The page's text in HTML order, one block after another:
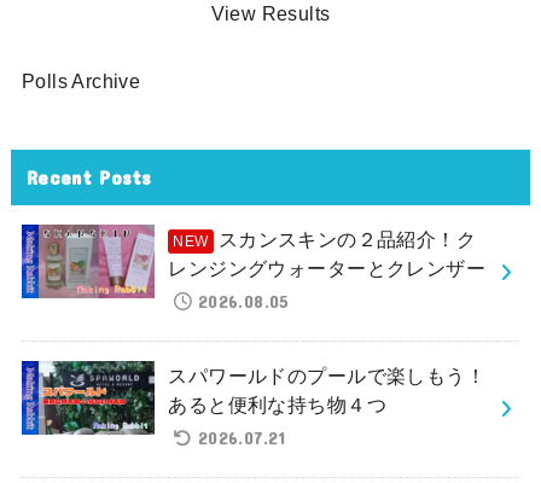
View Results
Polls Archive
Recent Posts
スカンスキンの２品紹介！ク
レンジングウォーターとクレンザー
2026.08.05
スパワールドのプールで楽しもう！
あると便利な持ち物４つ
2026.07.21